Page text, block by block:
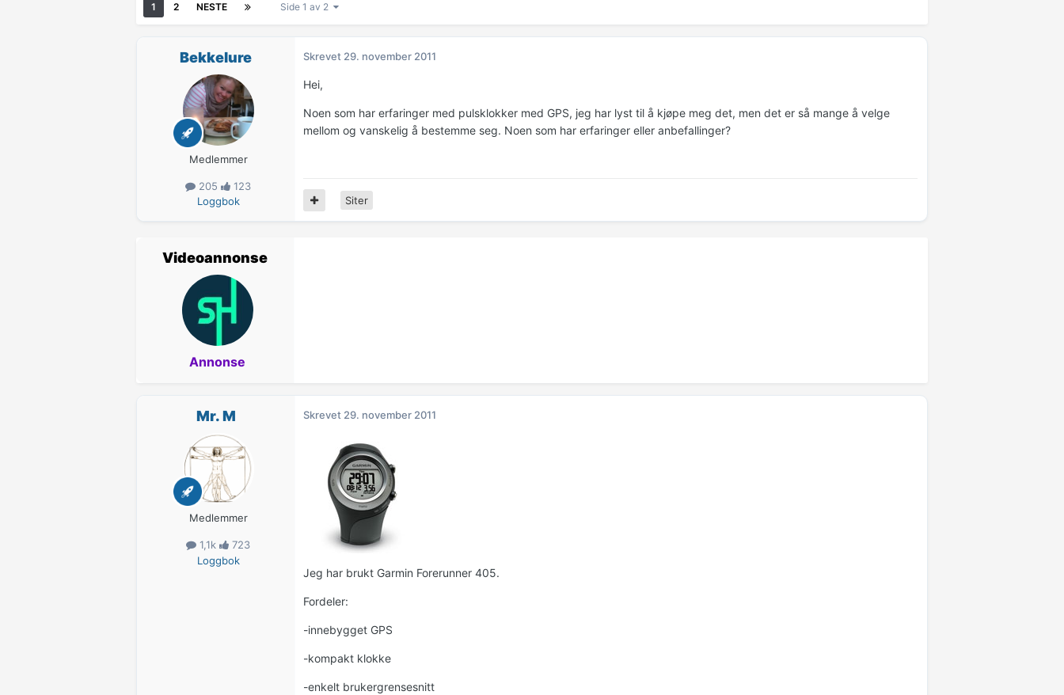
1 2 NESTE Side 1 av 2
Bekkelure
Medlemmer
205
123
Loggbok
Skrevet 29. november 2011
Hei,
Noen som har erfaringer med pulsklokker med GPS, jeg har lyst til å kjøpe meg det, men det er så mange å velge
mellom og vanskelig å bestemme seg. Noen som har erfaringer eller anbefallinger?
Siter
Videoannonse
Annonse
Mr. M
Medlemmer
1,1k
723
Loggbok
Skrevet 29. november 2011
Jeg har brukt Garmin Forerunner 405.
Fordeler:
-innebygget GPS
-kompakt klokke
-enkelt brukergrensesnitt